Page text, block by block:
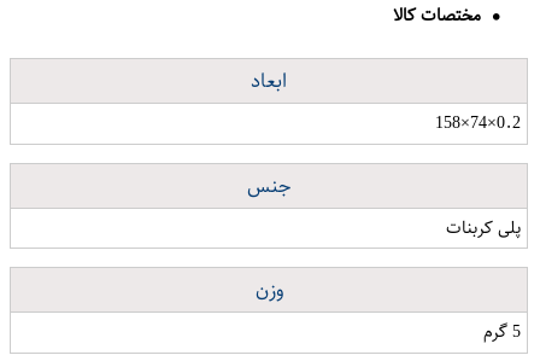
مختصات کالا
ابعاد
0.2×74×158
جنس
پلی کربنات
وزن
5 گرم